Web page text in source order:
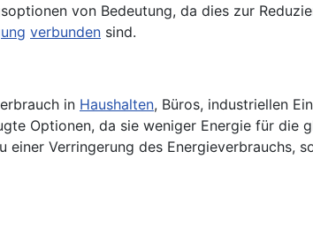
von Bedeutung, da dies zur
verbunden sind.
in Haushalten, Büros, industriellen
Optionen, da sie weniger Energie für die
Verringerung des Energieverbrauchs,